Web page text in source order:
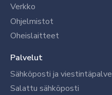
Verkko
Ohjelmistot
Oheislaitteet
Palvelut
Sähköposti ja
Salattu sähköposti